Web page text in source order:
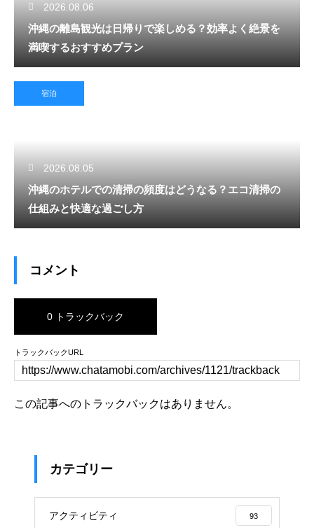
2026.08.06
沖縄の離島観光は日帰りで楽しめる？効率よく絶景を
満喫するおすすめプラン
宿泊
2026.08.05
沖縄のホテルでの清掃の頻度はどうなる？エコ清掃の
仕組みと快適な過ごし方
コメント
0 トラックバック
トラックバックURL
この記事へのトラックバックはありません。
カテゴリー
アクティビティ 93